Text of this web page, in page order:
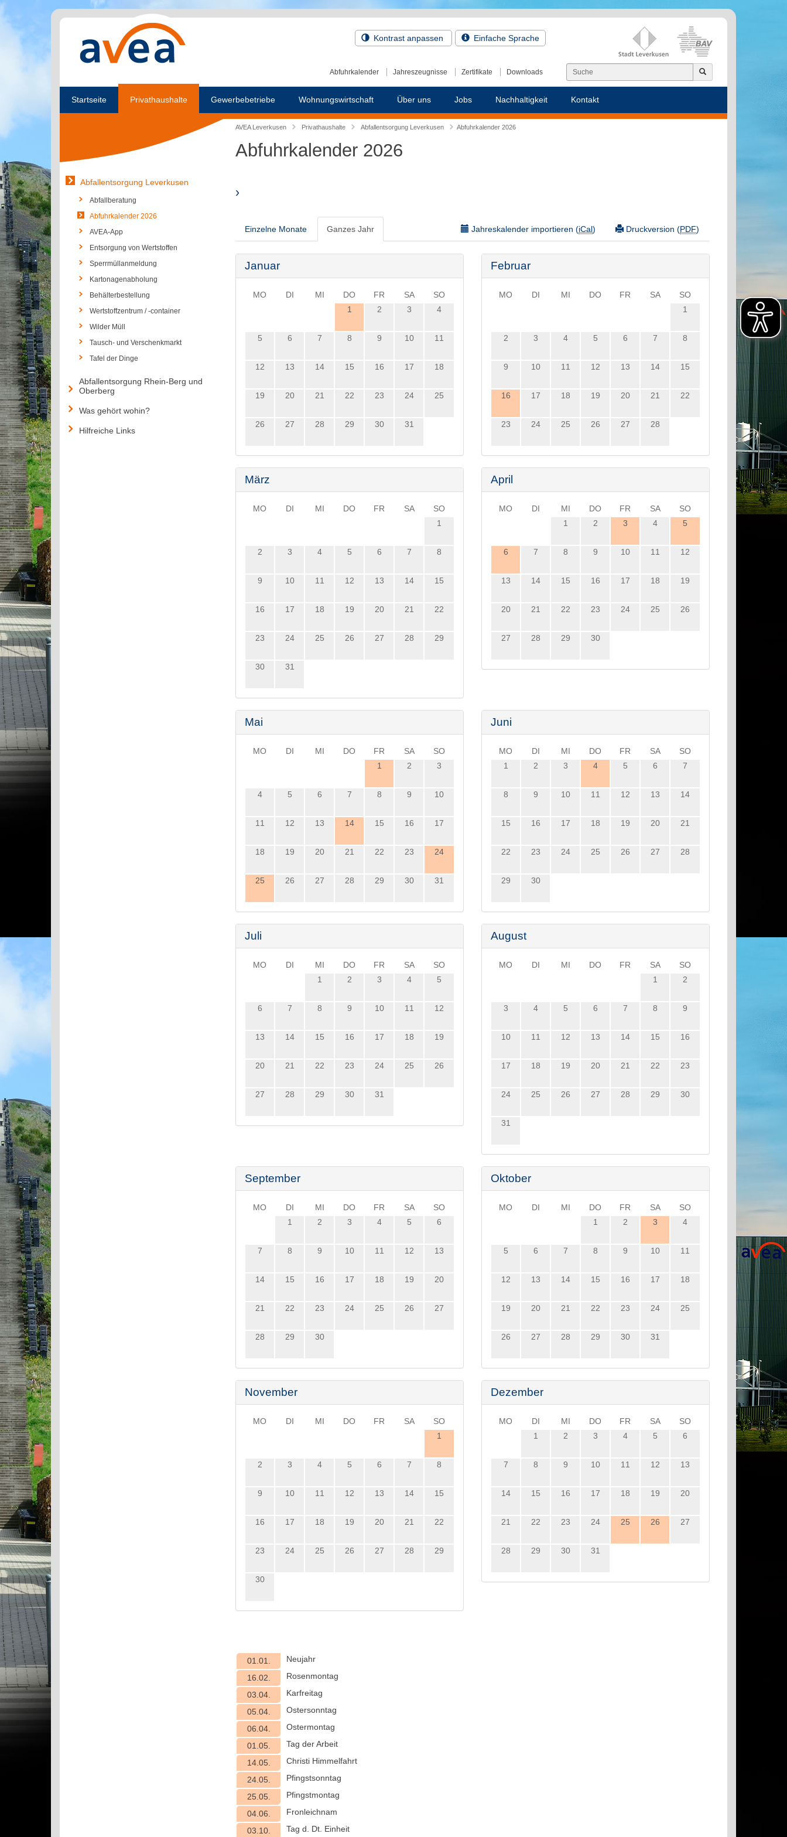
Kontrast anpassen Einfache Sprache
Abfuhrkalender Jahreszeugnisse Zertifikate Downloads
Startseite Privathaushalte Gewerbebetriebe Wohnungswirtschaft Über uns Jobs Nachhaltigkeit Kontakt
AVEA Leverkusen Privathaushalte Abfallentsorgung Leverkusen Abfuhrkalender 2026
Abfuhrkalender 2026
›
Einzelne Monate Ganzes Jahr Druckversion (PDF)
Jahreskalender importieren (iCal)
Januar
MO DI MI DO FR SA
SO
1
2 3 4
5 6 7 8 9 10 11
12 13 14 15 16 17 18
19 20 21 22 23 24 25
26 27 28 29 30 31
Februar
MO DI MI DO FR SA
SO
1
2 3 4 5 6 7 8
9 10 11 12 13 14 15
16 17 18 19 20 21 22
23 24 25 26 27 28
März
MO DI MI DO FR SA
SO
1
2 3 4 5 6 7 8
9 10 11 12 13 14 15
16 17 18 19 20 21 22
23 24 25 26 27 28 29
30 31
April
MO DI MI DO FR SA
SO
1
2 3 4 5
6 7 8 9 10 11 12
13 14 15 16 17 18 19
20 21 22 23 24 25 26
27 28 29 30
Mai
MO DI MI DO FR SA
SO
1
2 3
4 5 6 7 8 9 10
11 12 13 14 15 16 17
18 19 20 21 22 23 24
25 26 27 28 29 30 31
Juni
MO DI MI DO FR SA
SO
1
2 3 4 5 6 7
8 9 10 11 12 13 14
15 16 17 18 19 20 21
22 23 24 25 26 27 28
29 30
Juli
MO DI MI DO FR SA
SO
1
2 3 4 5
6 7 8 9 10 11 12
13 14 15 16 17 18 19
20 21 22 23 24 25 26
27 28 29 30 31
August
MO DI MI DO FR SA
SO
1
2
3 4 5 6 7 8 9
10 11 12 13 14 15 16
17 18 19 20 21 22 23
24 25 26 27 28 29 30
31
September
MO DI MI DO FR SA
SO
1
2 3 4 5 6
7 8 9 10 11 12 13
14 15 16 17 18 19 20
21 22 23 24 25 26 27
28 29 30
Oktober
MO DI MI DO FR SA
SO
1
2 3 4
5 6 7 8 9 10 11
12 13 14 15 16 17 18
19 20 21 22 23 24 25
26 27 28 29 30 31
November
MO DI MI DO FR SA
SO
1
2 3 4 5 6 7 8
9 10 11 12 13 14 15
16 17 18 19 20 21 22
23 24 25 26 27 28 29
30
Dezember
MO DI MI DO FR SA
SO
1
2 3 4 5 6
7 8 9 10 11 12 13
14 15 16 17 18 19 20
21 22 23 24 25 26 27
28 29 30 31
01.01.
Neujahr
16.02.
Rosenmontag
03.04.
Karfreitag
05.04.
Ostersonntag
06.04.
Ostermontag
01.05.
Tag der Arbeit
14.05.
Christi Himmelfahrt
24.05.
Pfingstsonntag
25.05.
Pfingstmontag
04.06.
Fronleichnam
03.10.
Tag d. Dt. Einheit
Abfallentsorgung Leverkusen
Abfallberatung
Abfuhrkalender 2026
AVEA-App
Entsorgung von Wertstoffen
Sperrmüllanmeldung
Kartonagenabholung
Behälterbestellung
Wertstoffzentrum / -container
Wilder Müll
Tausch- und Verschenkmarkt
Tafel der Dinge
Abfallentsorgung Rhein-Berg und
Oberberg
Was gehört wohin?
Hilfreiche Links